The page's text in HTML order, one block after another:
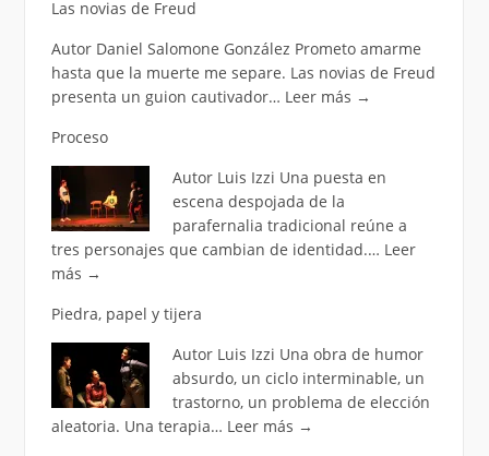
Las novias de Freud
Autor Daniel Salomone González Prometo amarme
hasta que la muerte me separe. Las novias de Freud
presenta un guion cautivador… Leer más →
Proceso
Autor Luis Izzi Una puesta en
escena despojada de la
parafernalia tradicional reúne a
tres personajes que cambian de identidad.… Leer
más →
Piedra, papel y tijera
Autor Luis Izzi Una obra de humor
absurdo, un ciclo interminable, un
trastorno, un problema de elección
aleatoria. Una terapia… Leer más →